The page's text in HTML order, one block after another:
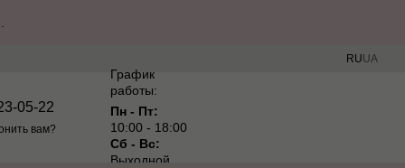
RUUA
05-22
вам?
График
работы:
Пн - Пт:
10:00 - 18:00
Сб - Вс:
Выходной